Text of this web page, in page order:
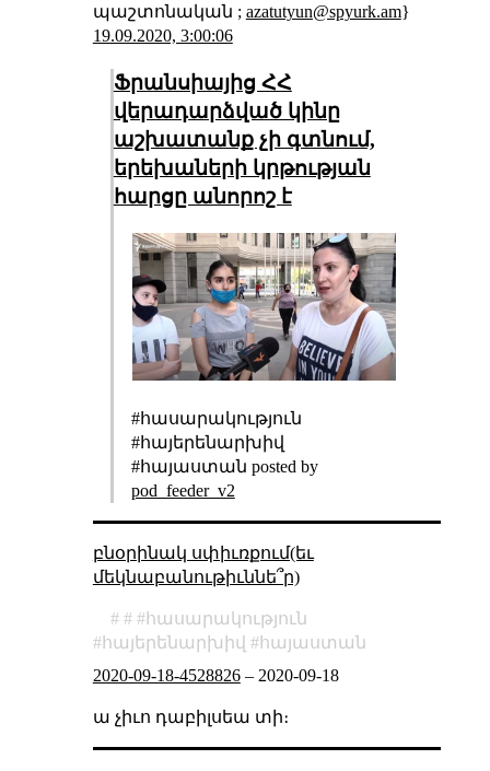
պաշտոնական ; azatutyun@spyurk.am}
19.09.2020, 3:00:06
Ֆրանսիայից ՀՀ
վերադարձված կինը
աշխատանք չի գտնում,
երեխաների կրթության
հարցը անորոշ է
#հասարակություն
#հայերենարխիվ
#հայաստան posted by
pod_feeder_v2
բնօրինակ սփիւռքում(եւ
մեկնաբանութիւննե՞ր)
հասարակություն
հայերենարխիվ
հայաստան
2020-09-18-4528826– 2020-09-18
ա չիւո դաբիլսեա տի։